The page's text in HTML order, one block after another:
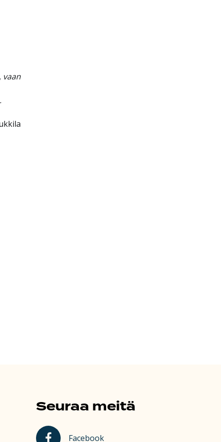
vaan
Seuraa meitä
Kauhajoki Facebookissa
Facebook